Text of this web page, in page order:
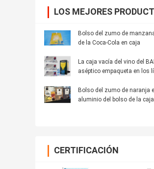
LOS MEJORES
Bolso del zumo de
de la Coca-Cola en caja
La caja vacía del vino del
aséptico empaqueta en los
de la caja 1
Bolso del zumo de naranja
aluminio del bolso de la caja
CERTIFICACIÓN